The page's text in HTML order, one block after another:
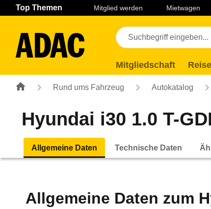
Navigation Seiteninhalt Fußzeile
Top Themen Mitglied werden Mietwagen
Mitgliedschaft
Rund ums Fahrzeug Autokatalog
Hyundai i30 1.0 T-
Allgemeine Daten Technische Daten
Allgemeine Daten zum